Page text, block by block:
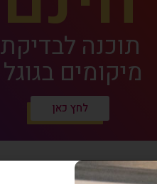
תוכנה לבדיקת
מיקומים בגוגל
לחץ כאן